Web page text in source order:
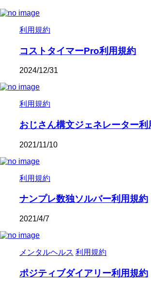
利用規約
コストタイマーPro利用規約
2024/12/31
利用規約
おじさん構文ジェネレーター利
2021/11/10
利用規約
ナンプレ数独ソルバー利用規約
2021/4/7
メンタルヘルス 利用規約
ポジティブダイアリー利用規約